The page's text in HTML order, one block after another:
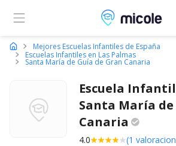
Micole, buscador
Mejores Escuelas Infantiles de España
Escuelas Infantiles en Las Palmas
Santa María de Guía de Gran Canaria
Escuela
Santa María
Canaria
4.0 (1